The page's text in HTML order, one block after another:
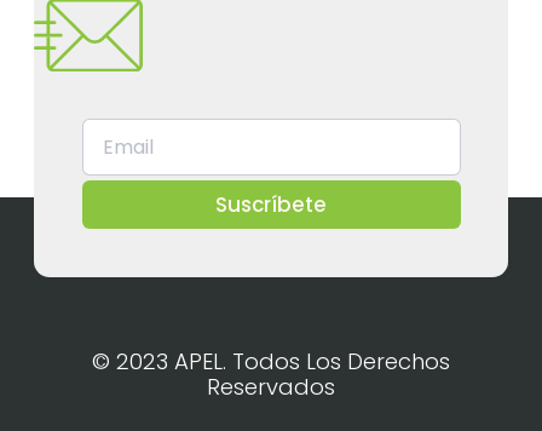
Suscríbete
© 2023 APEL. Todos Los Derechos
Reservados